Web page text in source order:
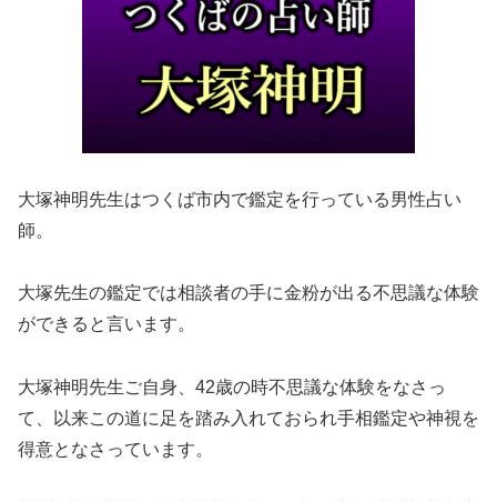
大塚神明先生はつくば市内で鑑定を行っている男性占い
師。
大塚先生の鑑定では相談者の手に金粉が出る不思議な体験
ができると言います。
大塚神明先生ご自身、42歳の時不思議な体験をなさっ
て、以来この道に足を踏み入れておられ手相鑑定や神視を
得意となさっています。